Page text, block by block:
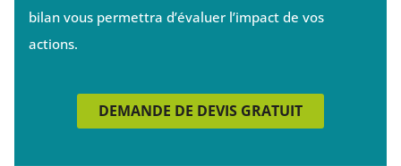
bilan vous permettra d’évaluer l’impact de vos
actions.
DEMANDE DE DEVIS GRATUIT